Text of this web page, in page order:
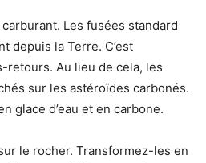
Les fusées standard
depuis la Terre. C’est
retours. Au lieu de cela, les
sur les astéroïdes carbonés.
glace d’eau et en carbone.
le rocher. Transformez-les en